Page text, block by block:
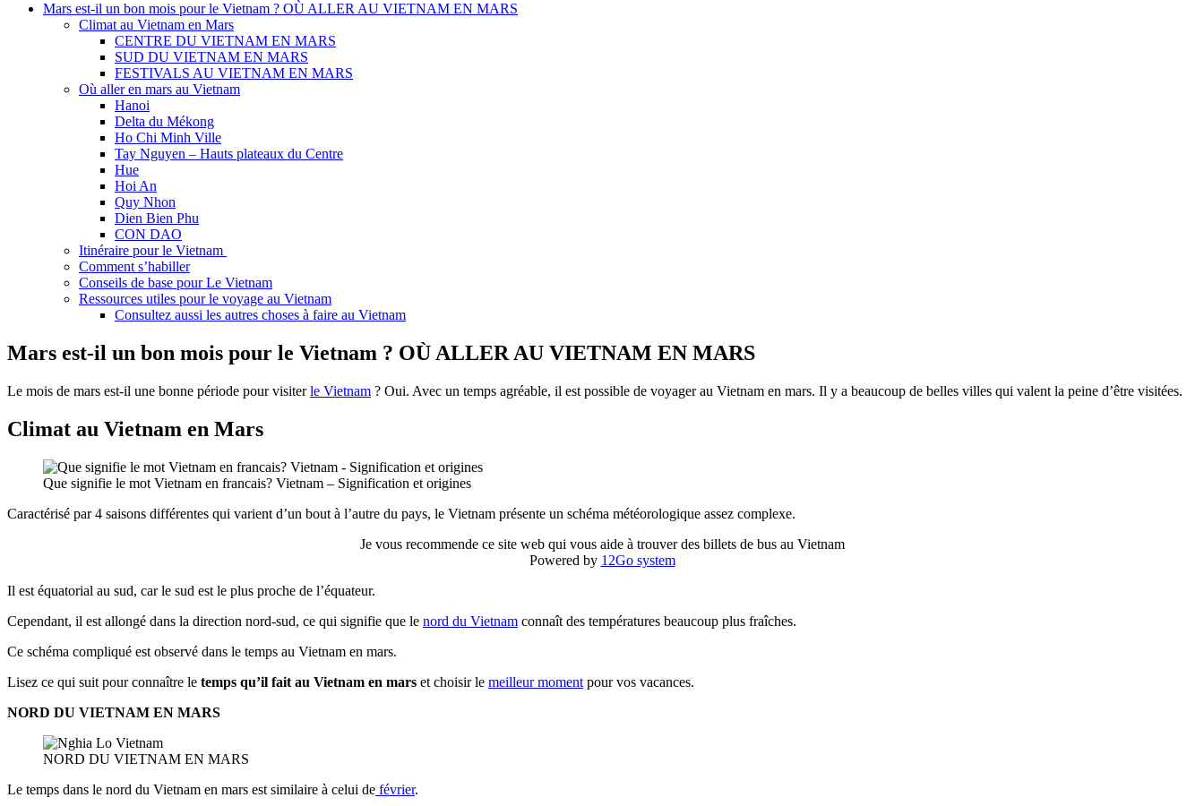
Mars est-il un bon mois pour le Vietnam ? OÙ ALLER AU VIETNAM EN MARS
Climat au Vietnam en Mars
CENTRE DU VIETNAM EN MARS
SUD DU VIETNAM EN MARS
FESTIVALS AU VIETNAM EN MARS
Où aller en mars au Vietnam
Hanoi
Delta du Mékong
Ho Chi Minh Ville
Tay Nguyen – Hauts plateaux du Centre
Hue
Hoi An
Quy Nhon
Dien Bien Phu
CON DAO
Itinéraire pour le Vietnam
Comment s’habiller
Conseils de base pour Le Vietnam
Ressources utiles pour le voyage au Vietnam
Consultez aussi les autres choses à faire au Vietnam
Mars est-il un bon mois pour le Vietnam ? OÙ ALLER AU VIETNAM EN MARS
Le mois de mars est-il une bonne période pour visiterle Vietnam ? Oui. Avec un temps agréable, il est possible de voyager au Vietnam en mars. Il y a beaucoup de belles villes qui valent la peine d’être visitées.
Climat au Vietnam en Mars
Que signifie le mot Vietnam en francais? Vietnam – Signification et origines
Caractérisé par 4 saisons différentes qui varient d’un bout à l’autre du pays, le Vietnam présente un schéma météorologique assez complexe.
Je vous recommende ce site web qui vous aide à trouver des billets de bus au Vietnam
Powered by 12Go system
Il est équatorial au sud, car le sud est le plus proche de l’équateur.
Cependant, il est allongé dans la direction nord-sud, ce qui signifie que le nord du Vietnam connaît des températures beaucoup plus fraîches.
Ce schéma compliqué est observé dans le temps au Vietnam en mars.
Lisez ce qui suit pour connaître le temps qu’il fait au Vietnam en mars et choisir le meilleur moment pour vos vacances.
NORD DU VIETNAM EN MARS
NORD DU VIETNAM EN MARS
Le temps dans le nord du Vietnam en mars est similaire à celui de février.